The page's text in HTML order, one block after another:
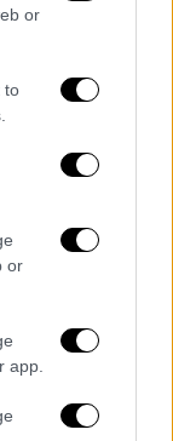
or
to
or
app.
πάρκο από
στόχαστρο
δημάρχου
τροχαίο στις
και γιος:
για το